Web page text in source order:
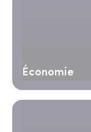
Économie